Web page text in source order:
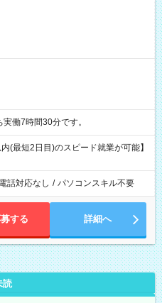
のうち実働7時間30分です。
(最短2日目)のスピード就業が可能】
電話対応なし / パソコンスキル不要
する 詳細へ
読